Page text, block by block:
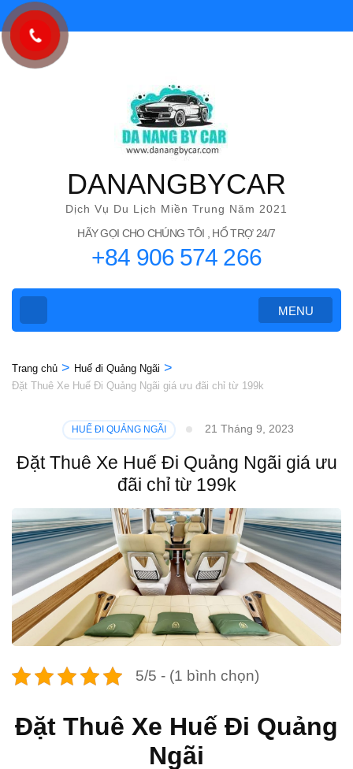
Bỏ
qua
và
DANANGBYCAR
Dịch Vụ Du Lịch Miền Trung Năm 2021
HÃY GỌI CHO CHÚNG TÔI , HỔ TRỢ 24/7
+84 906 574 266
MENU
Trang chủ > Huế đi Quảng Ngãi >
Đặt Thuê Xe Huế Đi Quảng Ngãi giá ưu đãi chỉ từ 199k
HUẾ ĐI QUẢNG NGÃI 21 Tháng 9, 2023
Đặt Thuê Xe Huế Đi Quảng Ngãi giá ưu
đãi chỉ từ 199k
5/5 - (1 bình chọn)
Đặt Thuê Xe Huế Đi Quảng
Ngãi